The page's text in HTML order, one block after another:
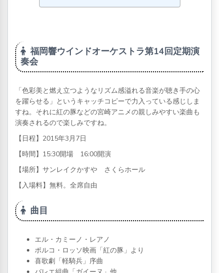
福岡響ウインドオーケストラ第14回定期演
奏会
「色彩美と燃え立つようなリズム感溢れる音楽が聴き手の心
を躍らせる」というキャッチコピーで力入っている感じしま
すね。それに紅の豚などの宮崎アニメの親しみやすい楽曲も
演奏されるので楽しみですね。
【日程】2015年3月7日
【時間】15:30開場 16:00開演
【場所】サンレイクかすや さくらホール
【入場料】無料。全席自由
曲目
エル・カミーノ・レアノ
ポルコ・ロッソ映画「紅の豚」より
喜歌劇「軽騎兵」序曲